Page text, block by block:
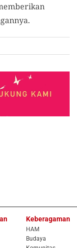
Keberagaman
HAM
Budaya